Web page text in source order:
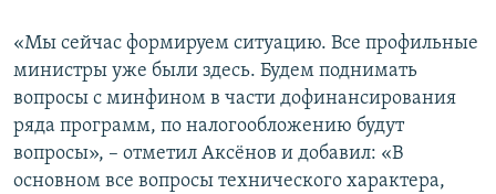
«Мы сейчас формируем ситуацию. Все профильные
министры уже были здесь. Будем поднимать
вопросы с минфином в части дофинансирования
ряда программ, по налогообложению будут
вопросы», – отметил Аксёнов и добавил: «В
основном все вопросы технического характера,